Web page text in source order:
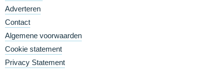
Adverteren
Contact
Algemene voorwaarden
Cookie statement
Privacy Statement